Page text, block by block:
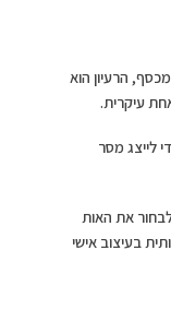
הרעיון הוא
עיקרית.
לייצג מסר
את האות
בעיצוב אישי